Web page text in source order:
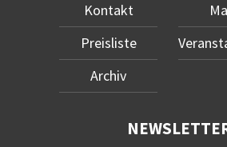
Kontakt
Preisliste
Archiv